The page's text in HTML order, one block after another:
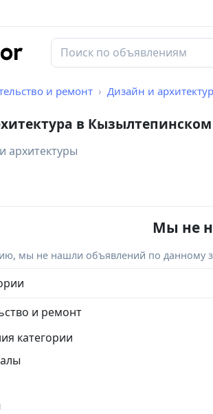
и ремонт Дизайн и
в
архитектуры
Мы не
мы не нашли объявлений по данному
и ремонт
категории